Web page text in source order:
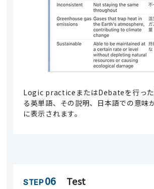
Logic practiceまたはDebateを行った
る英単語、その説明、日本語での意味
に表示されます。
STEP 06 Test